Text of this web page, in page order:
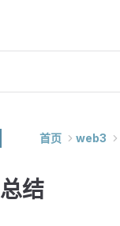
首页 web3
总结